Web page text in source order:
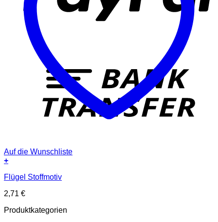
Auf die Wunschliste
+
Flügel Stoffmotiv
2,71 €
Produktkategorien